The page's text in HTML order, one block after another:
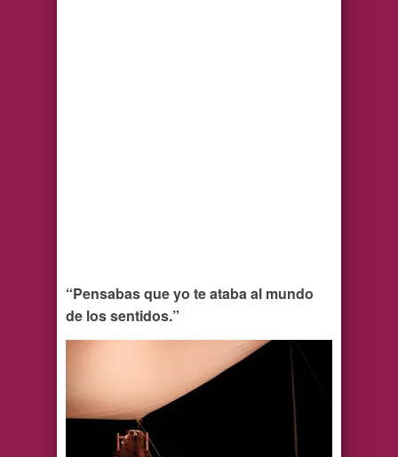
“Pensabas que yo te ataba al mundo
de los sentidos.”